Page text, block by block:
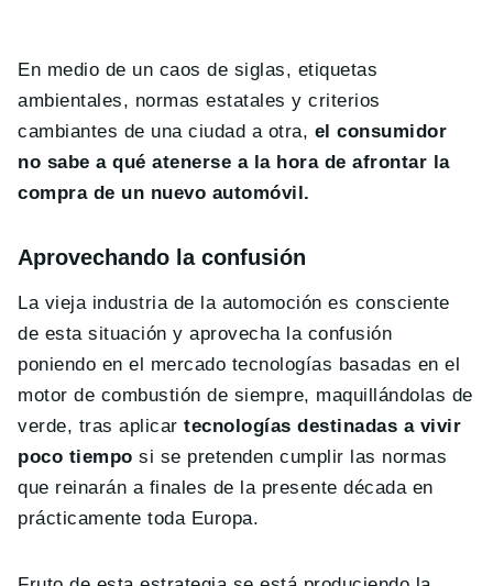
En medio de un caos de siglas, etiquetas
ambientales, normas estatales y criterios
cambiantes de una ciudad a otra, el consumidor
no sabe a qué atenerse a la hora de afrontar la
compra de un nuevo automóvil.
Aprovechando la confusión
La vieja industria de la automoción es consciente
de esta situación y aprovecha la confusión
poniendo en el mercado tecnologías basadas en el
motor de combustión de siempre, maquillándolas de
verde, tras aplicar tecnologías destinadas a vivir
poco tiempo si se pretenden cumplir las normas
que reinarán a finales de la presente década en
prácticamente toda Europa.